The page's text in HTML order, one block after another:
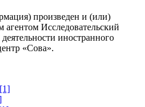
произведен и (или)
агентом Исследовательский
иностранного
«Сова».